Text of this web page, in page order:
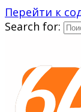
Перейти к
Search for: